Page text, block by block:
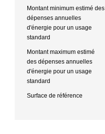
Montant minimum estimé des
dépenses annuelles
d'énergie pour un usage
standard
Montant maximum estimé
des dépenses annuelles
d'énergie pour un usage
standard
Surface de référence